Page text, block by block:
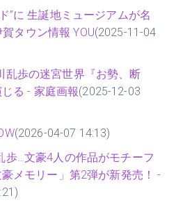
”に 生誕地ミュージアムが名
タウン情報 YOU(2025-11-04
乱歩の迷宮世界『お勢、断
る - 家庭画報(2025-12-03
(2026-04-07 14:13)
歩…文豪4人の作品がモチーフ
メモリー」第2弾が新発売！ -